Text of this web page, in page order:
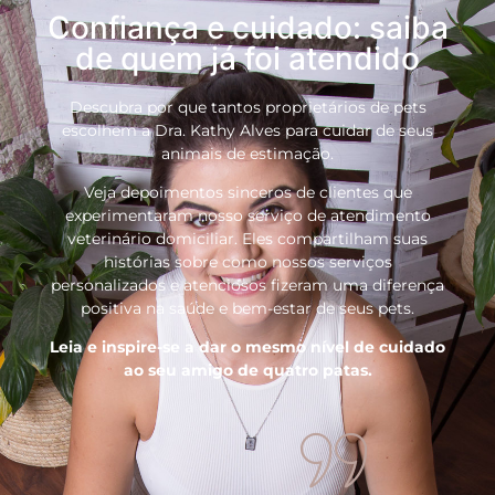
Confiança e cuidado: saiba
de quem já foi atendido
Descubra por que tantos proprietários de pets
escolhem a Dra. Kathy Alves para cuidar de seus
animais de estimação.
Veja depoimentos sinceros de clientes que
experimentaram nosso serviço de atendimento
veterinário domiciliar. Eles compartilham suas
histórias sobre como nossos serviços
personalizados e atenciosos fizeram uma diferença
positiva na saúde e bem-estar de seus pets.
Leia e inspire-se a dar o mesmo nível de cuidado
ao seu amigo de quatro patas.